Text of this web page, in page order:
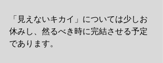
「見えないキカイ」については少しお
休みし、然るべき時に完結させる予定
であります。